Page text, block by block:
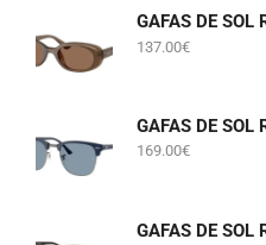
137.00€
169.00€